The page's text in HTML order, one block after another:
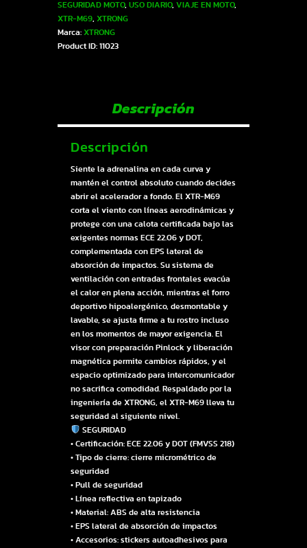
glitch
rojo
brillo
visor
SEGURIDAD MOTO, USO DIARIO, VIAJE EN MOTO,
XTR-M69, XTRONG
Marca: XTRONG
Product ID: 11023
Descripción
Descripción
Siente la adrenalina en cada curva y
mantén el control absoluto cuando decides
abrir el acelerador a fondo. El XTR-M69
corta el viento con líneas aerodinámicas y
protege con una calota certificada bajo las
exigentes normas ECE 22.06 y DOT,
complementada con EPS lateral de
absorción de impactos. Su sistema de
ventilación con entradas frontales evacúa
el calor en plena acción, mientras el forro
deportivo hipoalergénico, desmontable y
lavable, se ajusta firme a tu rostro incluso
en los momentos de mayor exigencia. El
visor con preparación Pinlock y liberación
magnética permite cambios rápidos, y el
espacio optimizado para intercomunicador
no sacrifica comodidad. Respaldado por la
ingeniería de XTRONG, el XTR-M69 lleva tu
seguridad al siguiente nivel.
SEGURIDAD
• Certificación: ECE 22.06 y DOT (FMVSS 218)
• Tipo de cierre: cierre micrométrico de
seguridad
• Pull de seguridad
• Línea reflectiva en tapizado
• Material: ABS de alta resistencia
• EPS lateral de absorción de impactos
• Accesorios: stickers autoadhesivos para